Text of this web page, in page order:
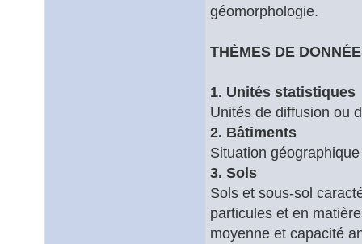
géomorphologie.
THÈMES DE
1. Unités statistiques
Unités de diffusion ou
2. Bâtiments
Situation
3. Sols
Sols et sous-sol
particules et en
moyenne et capacité